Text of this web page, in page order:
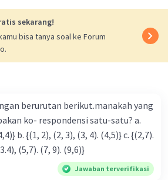
sekarang!
bisa tanya soal ke Forum
berurutan berikut.manakah yang
satu-satu? a.
c. {(2,7).
(8,7)} d. {(3.4), (5,7). (7, 9). (9,6)}
Jawaban terverifikasi